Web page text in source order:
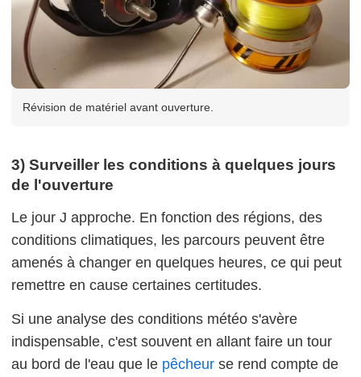
Révision de matériel avant ouverture.
3) Surveiller les conditions à quelques jours
de l'ouverture
Le jour J approche. En fonction des régions, des
conditions climatiques, les parcours peuvent être
amenés à changer en quelques heures, ce qui peut
remettre en cause certaines certitudes.
Si une analyse des conditions météo s'avère
indispensable, c'est souvent en allant faire un tour
au bord de l'eau que le pêcheur se rend compte de